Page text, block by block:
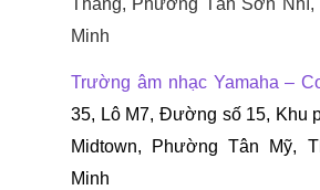
Minh
Trường âm nhạc Yamaha –
35, Lô M7, Đường số 15, Khu
Midtown, Phường Tân Mỹ,
Minh